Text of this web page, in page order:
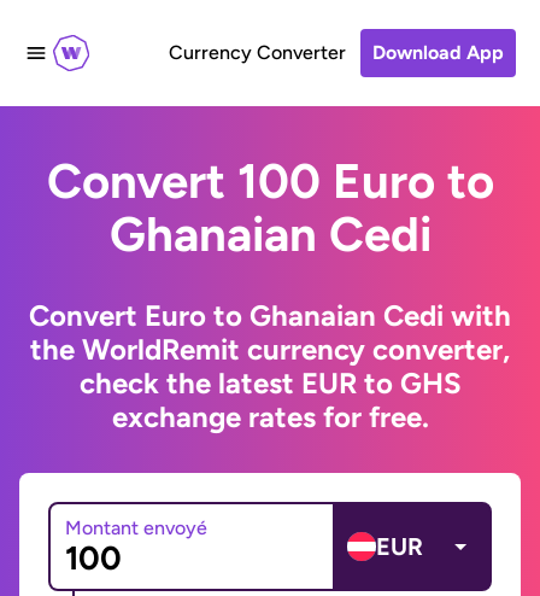
Currency Converter Download App
Convert 100 Euro to
Ghanaian Cedi
Convert Euro to Ghanaian Cedi with
the WorldRemit currency converter,
check the latest EUR to GHS
exchange rates for free.
Montant envoyé
EUR